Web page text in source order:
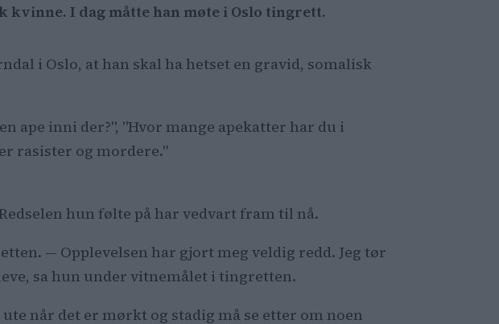
I dag måtte han møte i Oslo tingrett.
i Oslo, at han skal ha hetset en gravid, somalisk
ape inni der?", "Hvor mange apekatter har du i
rasister og mordere."
hun følte på har vedvart fram til nå.
— Opplevelsen har gjort meg veldig redd. Jeg tør
sa hun under vitnemålet i tingretten.
når det er mørkt og stadig må se etter om noen